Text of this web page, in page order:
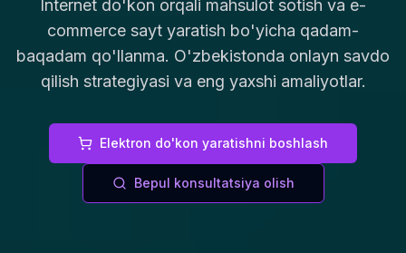
Internet do'kon orqali mahsulot sotish va e-
commerce sayt yaratish bo'yicha qadam-
baqadam qo'llanma. O'zbekistonda onlayn savdo
qilish strategiyasi va eng yaxshi amaliyotlar.
Elektron do'kon yaratishni boshlash
Bepul konsultatsiya olish